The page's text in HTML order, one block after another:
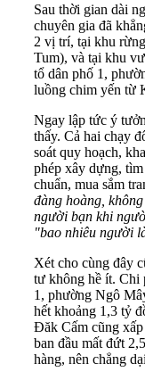
Sau thời gian dài
chuyên gia đã
2 vị trí, tại khu
Tum), và tại khu
tổ dân phố 1,
luồng chim yến từ
Ngay lập tức ý
thấy. Cả hai chạy
soát quy hoạch,
phép xây dựng,
chuẩn, mua sắm
đàng hoàng,
người bạn khi
"bao nhiêu người
Xét cho cùng đây
tư không hề ít. Chi
1, phường Ngô
hết khoảng 1,3 tỷ
Đăk Cấm cũng
ban đầu mất đứt
hàng, nên chẳng